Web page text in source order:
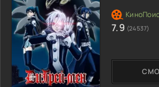
7.9 (24537)